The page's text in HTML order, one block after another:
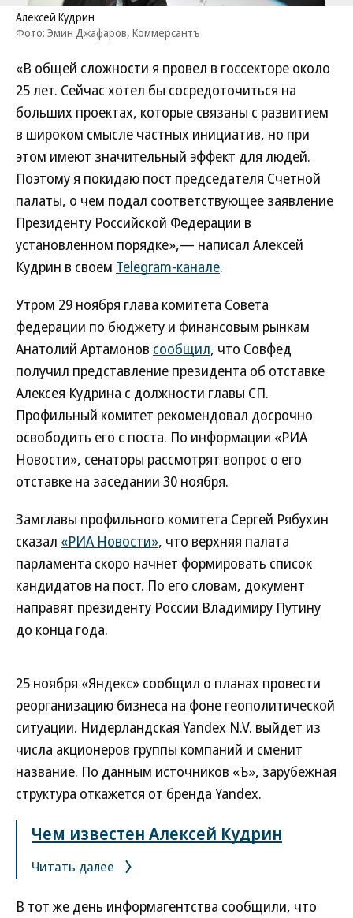
Алексей Кудрин
Фото: Эмин Джафаров, Коммерсантъ
«В общей сложности я провел в госсекторе около
25 лет. Сейчас хотел бы сосредоточиться на
больших проектах, которые связаны с развитием
в широком смысле частных инициатив, но при
этом имеют значительный эффект для людей.
Поэтому я покидаю пост председателя Счетной
палаты, о чем подал соответствующее заявление
Президенту Российской Федерации в
установленном порядке»,— написал Алексей
Кудрин в своем Telegram-канале.
Утром 29 ноября глава комитета Совета
федерации по бюджету и финансовым рынкам
Анатолий Артамонов сообщил, что Совфед
получил представление президента об отставке
Алексея Кудрина с должности главы СП.
Профильный комитет рекомендовал досрочно
освободить его с поста. По информации «РИА
Новости», сенаторы рассмотрят вопрос о его
отставке на заседании 30 ноября.
Замглавы профильного комитета Сергей Рябухин
сказал «РИА Новости», что верхняя палата
парламента скоро начнет формировать список
кандидатов на пост. По его словам, документ
направят президенту России Владимиру Путину
до конца года.
25 ноября «Яндекс» сообщил о планах провести
реорганизацию бизнеса на фоне геополитической
ситуации. Нидерландская Yandex N.V. выйдет из
числа акционеров группы компаний и сменит
название. По данным источников «Ъ», зарубежная
структура откажется от бренда Yandex.
Чем известен Алексей Кудрин
Читать далее
В тот же день информагентства сообщили, что